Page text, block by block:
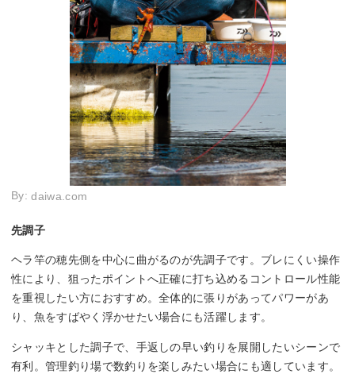
By:daiwa.com
先調子
ヘラ竿の穂先側を中心に曲がるのが先調子です。ブレにくい操作
性により、狙ったポイントへ正確に打ち込めるコントロール性能
を重視したい方におすすめ。全体的に張りがあってパワーがあ
り、魚をすばやく浮かせたい場合にも活躍します。
シャッキとした調子で、手返しの早い釣りを展開したいシーンで
有利。管理釣り場で数釣りを楽しみたい場合にも適しています。